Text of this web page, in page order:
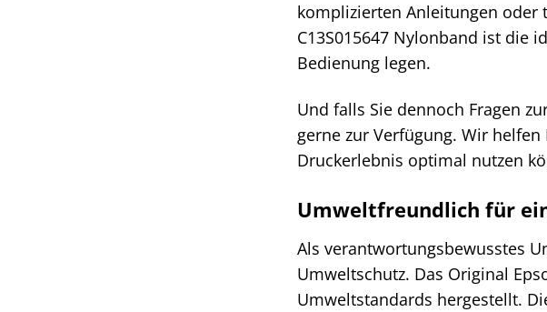
komplizierten Anleitungen oder
C13S015647 Nylonband ist die
Bedienung legen.
Und falls Sie dennoch Fragen
gerne zur Verfügung. Wir
Druckerlebnis optimal nutzen
Umweltfreundlich für
Als verantwortungsbewusstes
Umweltschutz. Das Original
Umweltstandards hergestellt.